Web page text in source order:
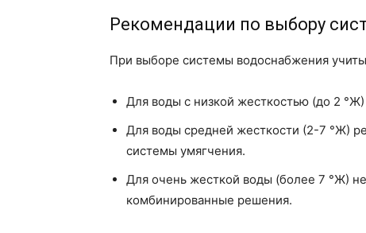
Рекомендации по выбору
При выборе системы водоснабжения
Для воды с низкой жесткостью (до 2
Для воды средней жесткости (2-7 °Ж)
системы умягчения.
Для очень жесткой воды (более 7 °Ж)
комбинированные решения.